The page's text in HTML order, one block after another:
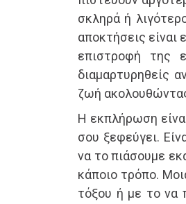
σκληρά ή
αποκτήσεις είναι
επιστροφή της
διαμαρτυρηθείς
ζωή
Η εκπλήρωση
σου ξεφεύγει.
να το πιάσουμε
κάποιο τρόπο.
τόξου ή με το να